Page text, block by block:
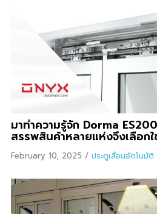
มาทำความรู้จัก Dorma
สรรพสินค้าหลายแห่งจึงเลือกใ
February 10, 2025 / ประตูเลื่อนอัตโนมัติ